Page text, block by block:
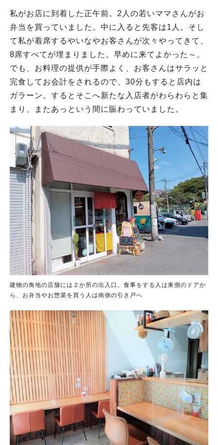
私がお店に到着した正午前。2人の若いママさんがお
弁当を買っていました。中に入ると先客は1人。そし
て私が着席するやいなやお客さんが次々やってきて、
8席すべてが埋まりました。早めに来てよかった～。
でも、お料理の提供が手際よく、お客さんはサラッと
完食してお会計をされるので、30分もすると店内は
ガラーン。するとそこへ新たな入店者がわらわらと集
まり、またあっという間に賑わっていました。
建物の角地の店舗には２か所の出入口。食事をする人は東側のドアか
ら、お弁当やお惣菜を買う人は南側の引き戸へ